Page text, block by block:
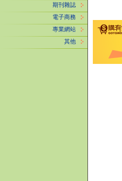
期刊雜誌
電子商務
專業網站
其他